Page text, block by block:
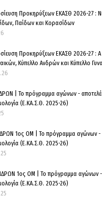
Προκηρύξεων ΕΚΑΣΘ 2026-27 :
Παίδων και Κορασίδων
Προκηρύξεων ΕΚΑΣΘ 2026-27 :
Κύπελλο Ανδρών και Κύπελλο
| Το πρόγραμμα αγώνων -
(Ε.ΚΑ.Σ.Θ. 2025-26)
1ος ΟΜ | Το πρόγραμμα αγώνων -
(Ε.ΚΑ.Σ.Θ. 2025-26)
1ος ΟΜ | Το πρόγραμμα αγώνων -
(Ε.ΚΑ.Σ.Θ. 2025-26)